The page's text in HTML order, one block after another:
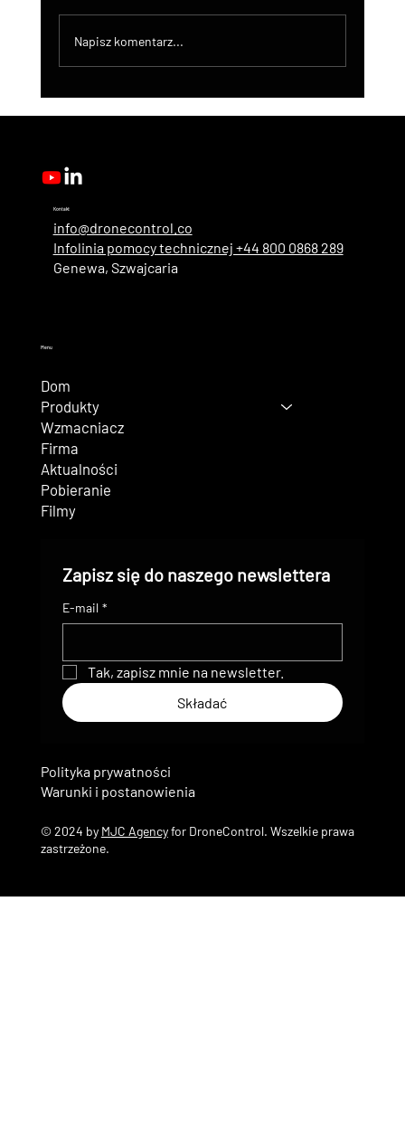
Napisz komentarz...
Kontakt
info@dronecontrol.co
Infolinia pomocy technicznej +44 800 0868 289
Genewa, Szwajcaria
Menu
Dom
Produkty
Wzmacniacz
Firma
Aktualności
Pobieranie
Filmy
Zapisz się do naszego newslettera
E-mail *
Tak, zapisz mnie na newsletter.
Składać
© 2024 by MJC Agencyfor DroneControl. Wszelkie prawa
zastrzeżone.
Warunki i postanowienia
Polityka prywatności